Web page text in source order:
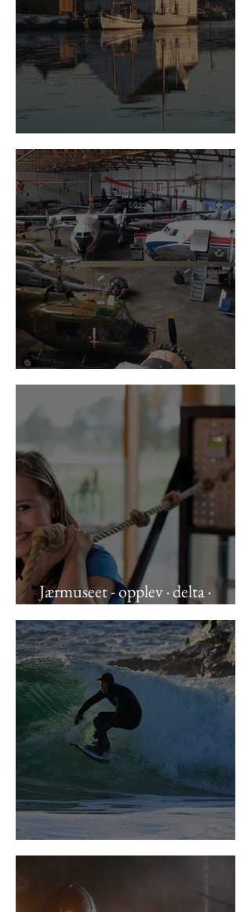
Kystkultursamling i Tananger
Flyhistorisk museum
Jærmuseet - opplev · delta ·
utforsk
Ramsalte opplevelser